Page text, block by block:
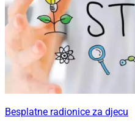
Besplatne radionice za djecu